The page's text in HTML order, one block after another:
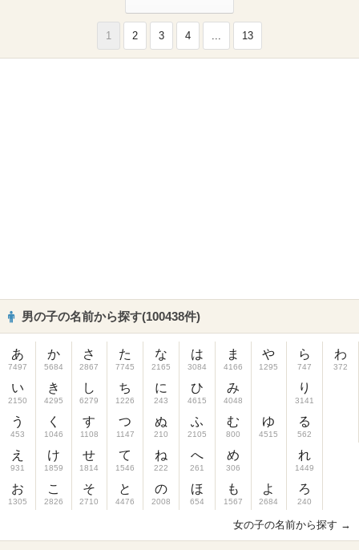
1 2 3 4 ... 13
男の子の名前から探す(100438件)
あ
7497
い
2150
う
453
え
931
お
1305
か
5684
き
4295
く
1046
け
1859
こ
2826
さ
2867
し
6279
す
1108
せ
1814
そ
2710
た
7745
ち
1226
つ
1147
て
1546
と
4476
な
2165
に
243
ぬ
210
ね
222
の
2008
は
3084
ひ
4615
ふ
2105
へ
261
ほ
654
ま
4166
み
4048
む
800
め
306
も
1567
や
1295
ゆ
4515
よ
2684
ら
747
り
3141
る
562
れ
1449
ろ
240
わ
372
女の子の名前から探す →